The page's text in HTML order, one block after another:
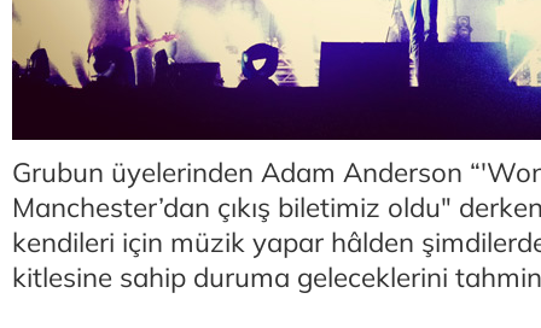
Grubun üyelerinden Adam Anderson
Manchester’dan çıkış biletimiz oldu"
kendileri için müzik yapar hâlden
kitlesine sahip duruma geleceklerini